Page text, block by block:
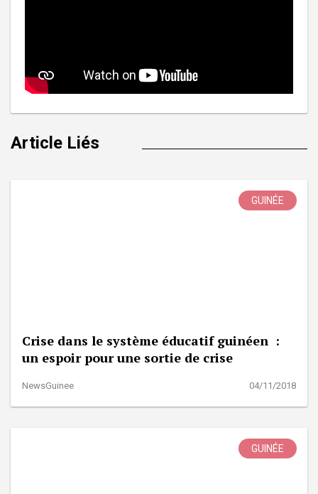
Article Liés
GUINÉE
Crise dans le système éducatif guinéen :
un espoir pour une sortie de crise
NewsGuinee 04/11/2018
GUINÉE